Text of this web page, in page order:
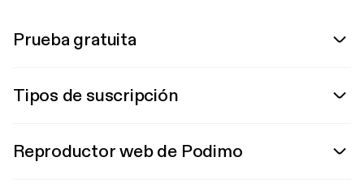
Prueba gratuita
Tipos de suscripción
Reproductor web de Podimo